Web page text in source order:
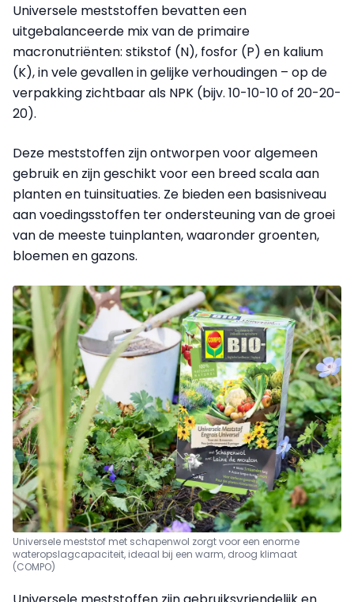
Universele meststoffen bevatten een
uitgebalanceerde mix van de primaire
macronutriënten: stikstof (N), fosfor (P) en kalium
(K), in vele gevallen in gelijke verhoudingen – op de
verpakking zichtbaar als NPK (bijv. 10-10-10 of 20-20-
20).
Deze meststoffen zijn ontworpen voor algemeen
gebruik en zijn geschikt voor een breed scala aan
planten en tuinsituaties. Ze bieden een basisniveau
aan voedingsstoffen ter ondersteuning van de groei
van de meeste tuinplanten, waaronder groenten,
bloemen en gazons.
Universele meststof met schapenwol zorgt voor een enorme
wateropslagcapaciteit, ideaal bij een warm, droog klimaat
(COMPO)